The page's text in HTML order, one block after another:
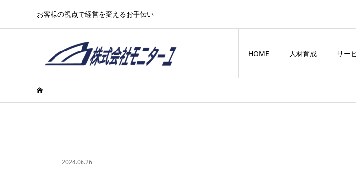
お客様の視点で経営を変えるお手伝い
HOME 人材育成 サー
2024.06.26